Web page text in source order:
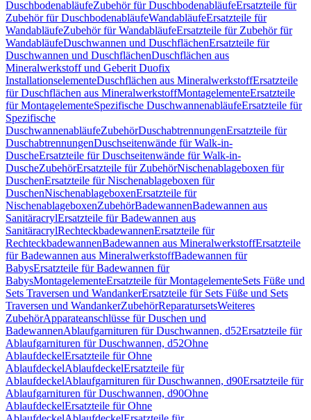
DuschbodenabläufeZubehör für DuschbodenabläufeErsatzteile für
Zubehör für DuschbodenabläufeWandabläufeErsatzteile für
WandabläufeZubehör für WandabläufeErsatzteile für Zubehör für
WandabläufeDuschwannen und DuschflächenErsatzteile für
Duschwannen und DuschflächenDuschflächen aus
Mineralwerkstoff und Geberit Duofix
InstallationselementeDuschflächen aus MineralwerkstoffErsatzteile
für Duschflächen aus MineralwerkstoffMontagelementeErsatzteile
für MontagelementeSpezifische DuschwannenabläufeErsatzteile für
Spezifische
DuschwannenabläufeZubehörDuschabtrennungenErsatzteile für
DuschabtrennungenDuschseitenwände für Walk-in-
DuscheErsatzteile für Duschseitenwände für Walk-in-
DuscheZubehörErsatzteile für ZubehörNischenablageboxen für
DuschenErsatzteile für Nischenablageboxen für
DuschenNischenablageboxenErsatzteile für
NischenablageboxenZubehörBadewannenBadewannen aus
SanitäracrylErsatzteile für Badewannen aus
SanitäracrylRechteckbadewannenErsatzteile für
RechteckbadewannenBadewannen aus MineralwerkstoffErsatzteile
für Badewannen aus MineralwerkstoffBadewannen für
BabysErsatzteile für Badewannen für
BabysMontagelementeErsatzteile für MontagelementeSets Füße und
Sets Traversen und WandankerErsatzteile für Sets Füße und Sets
Traversen und WandankerZubehörReparatursetsWeiteres
ZubehörApparateanschlüsse für Duschen und
BadewannenAblaufgarnituren für Duschwannen, d52Ersatzteile für
Ablaufgarnituren für Duschwannen, d52Ohne
AblaufdeckelErsatzteile für Ohne
AblaufdeckelAblaufdeckelErsatzteile für
AblaufdeckelAblaufgarnituren für Duschwannen, d90Ersatzteile für
Ablaufgarnituren für Duschwannen, d90Ohne
AblaufdeckelErsatzteile für Ohne